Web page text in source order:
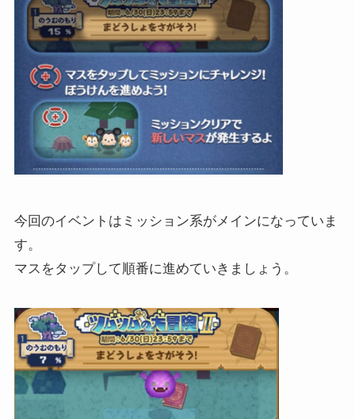
今回のイベントはミッション系がメインになっていま
す。
マスをタップして順番に進めていきましょう。